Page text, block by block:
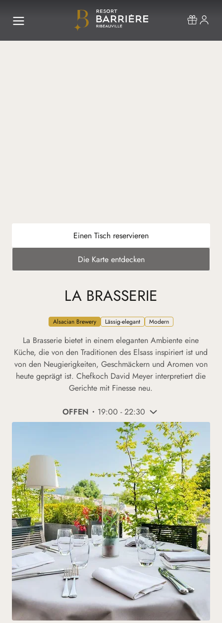
Einen Tisch reservieren
Die Karte entdecken
LA BRASSERIE
Alsacian Brewery Lässig-elegant Modern
La Brasserie bietet in einem eleganten Ambiente eine
Küche, die von den Traditionen des Elsass inspiriert ist und
von den Neugierigkeiten, Geschmäckern und Aromen von
heute geprägt ist. Chefkoch David Meyer interpretiert die
Gerichte mit Finesse neu.
OFFEN 19:00 - 22:30